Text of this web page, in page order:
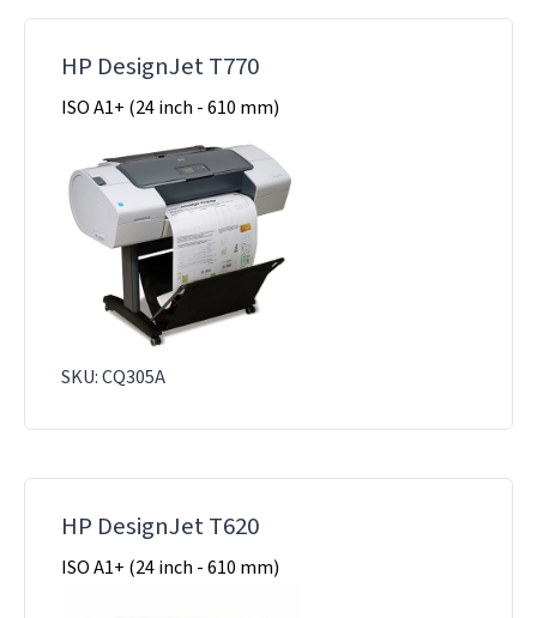
HP DesignJet T770
ISO A1+ (24 inch - 610 mm)
SKU: CQ305A
HP DesignJet T620
ISO A1+ (24 inch - 610 mm)